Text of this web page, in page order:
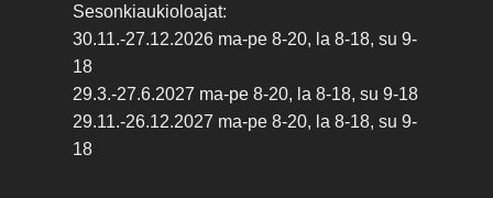
Sesonkiaukioloajat:
30.11.-27.12.2026 ma-pe 8-20, la 8-18, su 9-
18
29.3.-27.6.2027 ma-pe 8-20, la 8-18, su 9-18
29.11.-26.12.2027 ma-pe 8-20, la 8-18, su 9-
18